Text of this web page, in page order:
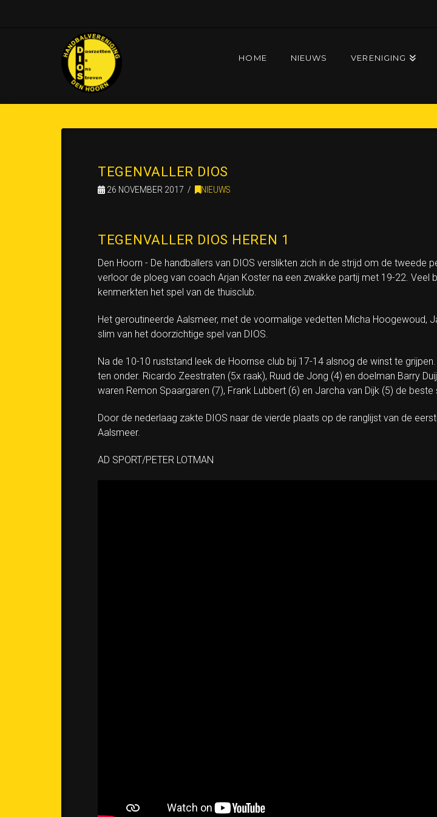
HOME NIEUWS VERENIGING
TEGENVALLER DIOS
26 NOVEMBER 2017 NIEUWS
TEGENVALLER DIOS HEREN 1
Den Hoorn - De handballers van DIOS verslikten zich in de strijd om de tweede
verloor de ploeg van coach Arjan Koster na een zwakke partij met 19-22. Veel
kenmerkten het spel van de thuisclub.
Het geroutineerde Aalsmeer, met de voormalige vedetten Micha Hoogewoud,
slim van het doorzichtige spel van DIOS.
Na de 10-10 ruststand leek de Hoornse club bij 17-14 alsnog de winst te
ten onder. Ricardo Zeestraten (5x raak), Ruud de Jong (4) en doelman Barry
waren Remon Spaargaren (7), Frank Lubbert (6) en Jarcha van Dijk (5) de beste
Door de nederlaag zakte DIOS naar de vierde plaats op de ranglijst van de
Aalsmeer.
AD SPORT/PETER LOTMAN